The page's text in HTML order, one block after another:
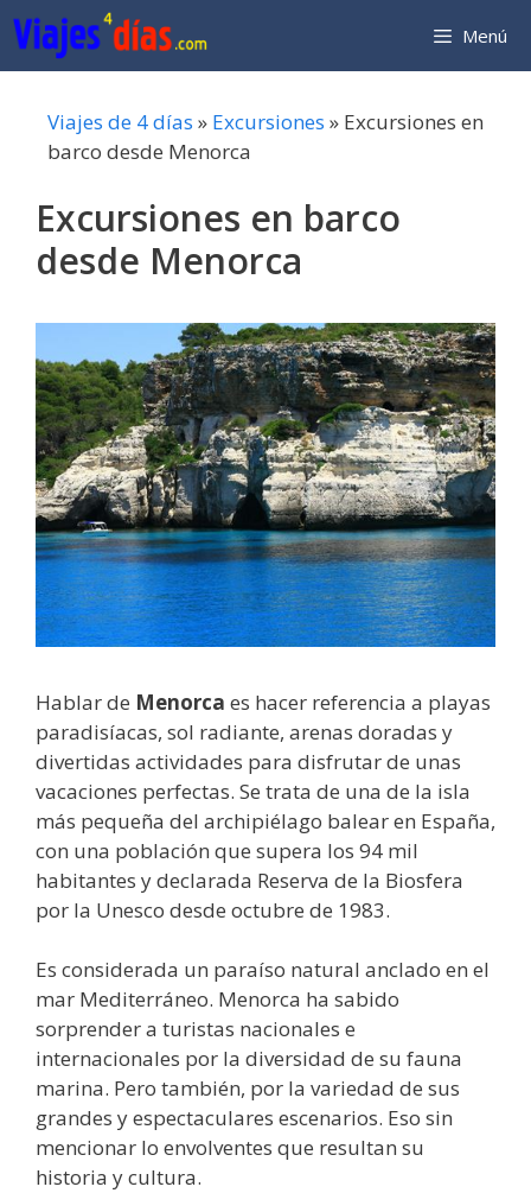
Saltar
al
contenido
Menú
Viajes de 4 días » Excursiones » Excursiones en
barco desde Menorca
Excursiones en barco
desde Menorca
Hablar de Menorca es hacer referencia a playas
paradisíacas, sol radiante, arenas doradas y
divertidas actividades para disfrutar de unas
vacaciones perfectas. Se trata de una de la isla
más pequeña del archipiélago balear en España,
con una población que supera los 94 mil
habitantes y declarada Reserva de la Biosfera
por la Unesco desde octubre de 1983.
Es considerada un paraíso natural anclado en el
mar Mediterráneo. Menorca ha sabido
sorprender a turistas nacionales e
internacionales por la diversidad de su fauna
marina. Pero también, por la variedad de sus
grandes y espectaculares escenarios. Eso sin
mencionar lo envolventes que resultan su
historia y cultura.